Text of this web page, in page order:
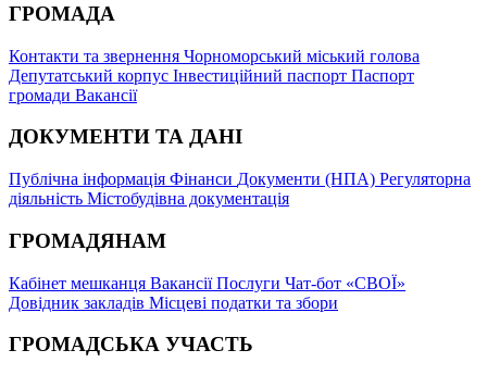
ГРОМАДА
Контакти та звернення Чорноморський міський голова
Депутатський корпус Інвестиційний паспорт Паспорт
громади Вакансії
ДОКУМЕНТИ ТА ДАНІ
Публічна інформація Фінанси Документи (НПА) Регуляторна
діяльність Містобудівна документація
ГРОМАДЯНАМ
Кабінет мешканця ВакансіїПослуги Чат-бот «СВОЇ»
Довідник закладів Місцеві податки та збори
ГРОМАДСЬКА УЧАСТЬ